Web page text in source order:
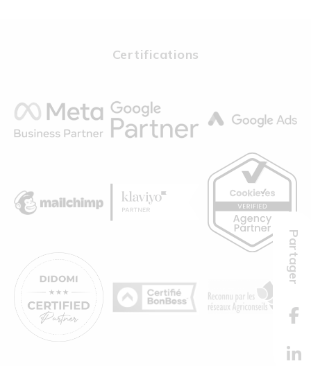
Partager
Certifications